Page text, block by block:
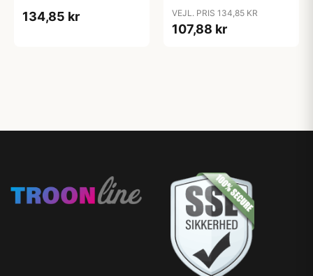
134,85 kr VEJL. PRIS 134,85 KR
107,88 kr